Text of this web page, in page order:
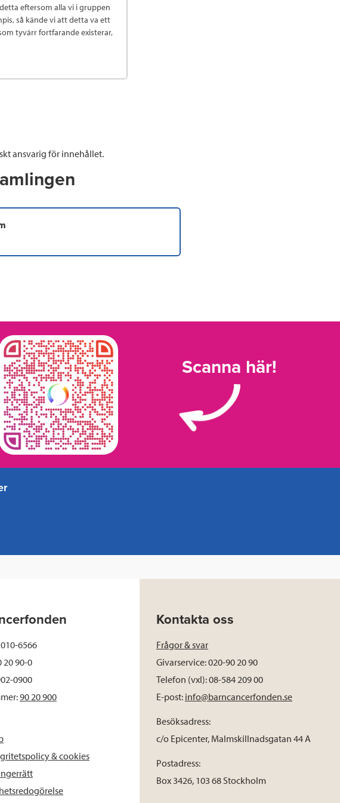
eftersom alla vi i gruppen
så kände vi att detta va ett
tyvärr fortfarande existerar,
ansvarig för innehållet.
Scanna här!
6566
20 90-0
0900
90 20 900
& cookies
Kontakta oss
Frågor & svar
Givarservice: 020-90 20 90
Telefon (vxl): 08-584 209 00
E-post: info@barncancerfonden.se
Besöksadress:
c/o Epicenter, Malmskillnadsgatan 44 A
Postadress:
Box 3426, 103 68 Stockholm